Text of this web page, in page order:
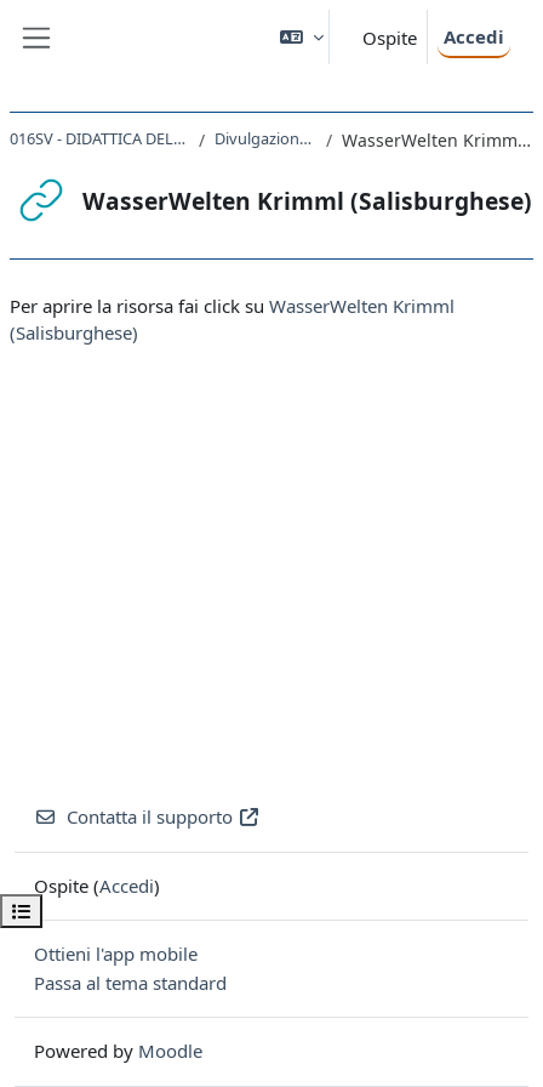
Ospite Accedi
Apri indice del corso
016SV - DIDATTICA DELLE SCIENZE 2020 Divulgazione scientifica WasserWelten Krimml (Salisburghese)
WasserWelten Krimml (Salisburghese)
Per aprire la risorsa fai click su WasserWelten Krimml
(Salisburghese)
Contatta il supporto
Ospite (Accedi)
Ottieni l'app mobile
Passa al tema standard
Powered by Moodle